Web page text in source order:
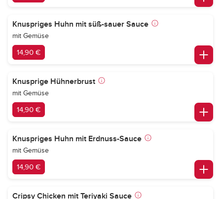
Knuspriges Huhn mit süß-sauer Sauce
mit Gemüse
14,90 €
Knusprige Hühnerbrust
mit Gemüse
14,90 €
Knuspriges Huhn mit Erdnuss-Sauce
mit Gemüse
14,90 €
Cripsy Chicken mit Teriyaki Sauce